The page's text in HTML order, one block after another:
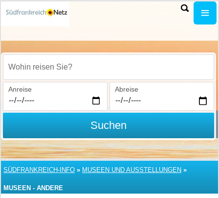
Wohin reisen Sie?
Anreise Abreise
Suchen
SÜDFRANKREICH-INFO » MUSEEN UND AUSSTELLUNGEN »
MUSEEN - ANDERE